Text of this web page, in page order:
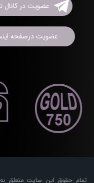
تمام حقوق این سایت متعلق به
عضویت در کانال
عضویت درصفحه